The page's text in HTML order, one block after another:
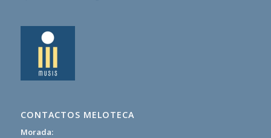
CONTACTOS MELOTECA
Morada: